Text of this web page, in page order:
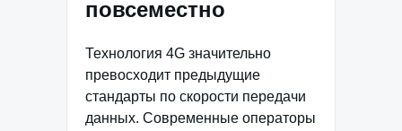
повсеместно
Технология 4G значительно
превосходит предыдущие
стандарты по скорости передачи
данных. Современные операторы